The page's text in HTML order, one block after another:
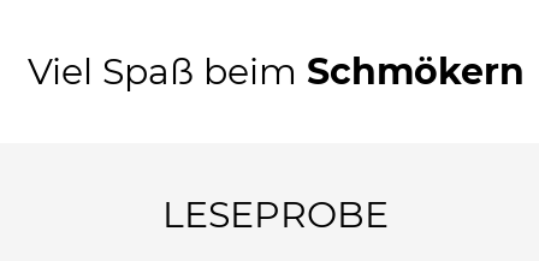
Viel Spaß beim Schmökern
LESEPROBE